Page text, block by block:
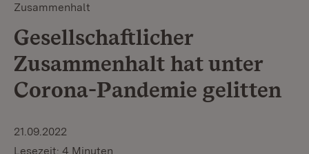
Zusammenhalt
Gesellschaftlicher
Zusammenhalt hat unter
Corona-Pandemie gelitten
21.09.2022
Lesezeit: 4 Minuten